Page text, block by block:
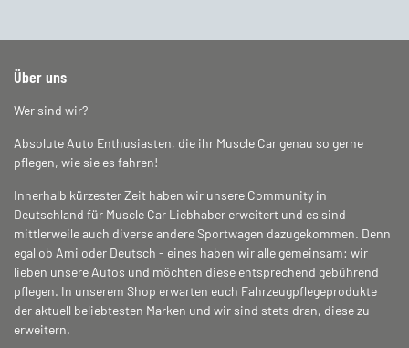
Über uns
Wer sind wir?
Absolute Auto Enthusiasten, die ihr Muscle Car genau so gerne
pflegen, wie sie es fahren!
Innerhalb kürzester Zeit haben wir unsere Community in
Deutschland für Muscle Car Liebhaber erweitert und es sind
mittlerweile auch diverse andere Sportwagen dazugekommen. Denn
egal ob Ami oder Deutsch - eines haben wir alle gemeinsam: wir
lieben unsere Autos und möchten diese entsprechend gebührend
pflegen. In unserem Shop erwarten euch Fahrzeugpflegeprodukte
der aktuell beliebtesten Marken und wir sind stets dran, diese zu
erweitern.